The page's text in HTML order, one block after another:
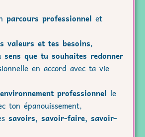
parcours professionnel et
valeurs et tes besoins,
sens que tu souhaites redonner
en accord avec ta vie
environnement professionnel le
ton épanouissement,
savoirs, savoir-faire, savoir-